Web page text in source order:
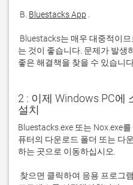
B. Bluestacks App
는 것이 좋습니다. 문제가 발생
좋은 해결책을 찾을 수 있습니
2 : 이제 Windows PC에
설치
Bluestacks.exe 또는 Nox.exe
퓨터의 다운로드 폴더 또는 다